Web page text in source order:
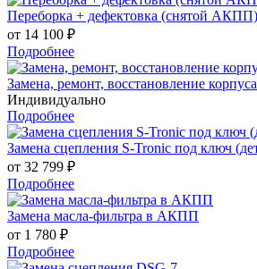
Переборка + дефектовка (снятой АКПП)
от 14 100 ₽
Подробнее
Замена, ремонт, восстановление
Индивидуально
Подробнее
Замена сцепления S-Tronic под ключ
от 32 799 ₽
Подробнее
Замена масла-фильтра в АКПП
от 1 780 ₽
Подробнее